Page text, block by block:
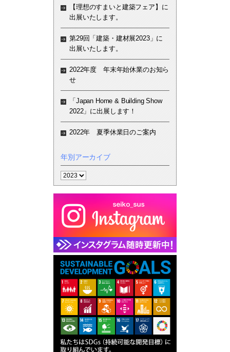
【理想のすまいと建築フェア】に
出展いたします。
第29回「建築・建材展2023」に
出展いたします。
2022年度 年末年始休業のお知ら
せ
「Japan Home & Building Show
2022」に出展します！
2022年 夏季休業日のご案内
年別アーカイブ